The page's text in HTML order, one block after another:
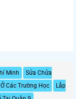
Minh
Sửa Chửa
Các Trường Học
Lắp